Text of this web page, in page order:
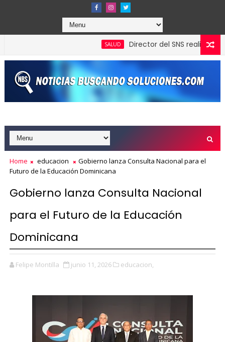
Director del SNS realiza visita no
gestión de Carolina Mejía en Santo Domingo
Home educacion
Gobierno lanza Consulta Nacional para el
Futuro de la Educación Dominicana
Gobierno lanza Consulta Nacional
para el Futuro de la Educación
Dominicana
Felipe Montilla junio 11, 2026 educacion,